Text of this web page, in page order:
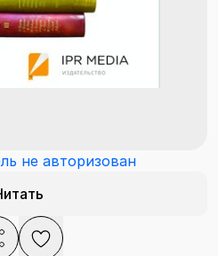
не авторизован